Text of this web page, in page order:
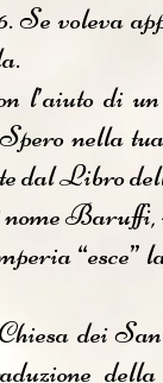
Se voleva
l’aiuto di
nella
dal Libro
Baruffi,
dei